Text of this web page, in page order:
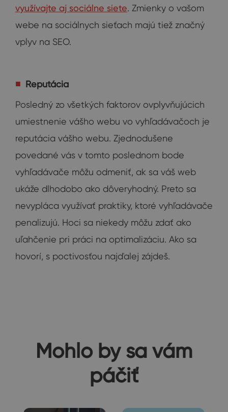
využívajte aj sociálne siete. Zmienky o vašom
webe na sociálnych sieťach majú tiež značný
vplyv na SEO.
Reputácia
Posledný zo všetkých faktorov ovplyvňujúcich
umiestnenie vášho webu vo vyhľadávačoch je
reputácia vášho webu. Zjednodušene
povedané vás v tomto poslednom bode
vyhľadávače môžu odmeniť, ak sa váš web
ukáže dlhodobo ako dôveryhodný. Preto sa
nevypláca využívať praktiky, ktoré vyhľadávače
penalizujú. Hoci sa niekedy môžu zdať ako
uľahčenie pri práci na optimalizáciu. Ako sa
hovorí, s poctivosťou najďalej zájdeš.
Mohlo by sa vám
páčiť